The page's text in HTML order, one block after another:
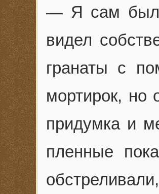
— Я сам был
видел
гранаты с
мортирок, но
придумка и
пленные